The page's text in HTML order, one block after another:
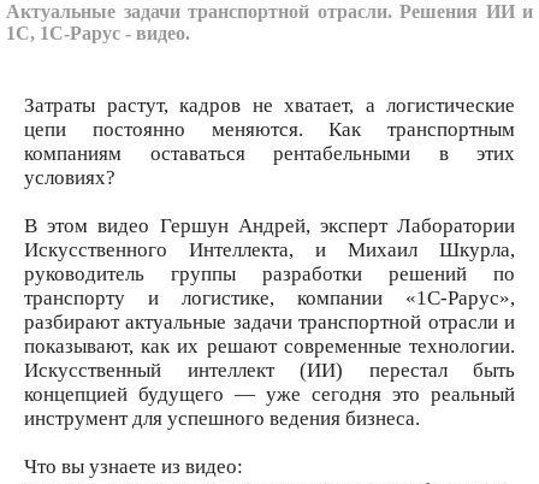
Актуальные задачи транспортной отрасли. Решения ИИ и
1С, 1С-Рарус - видео.
Затраты растут, кадров не хватает, а логистические
цепи постоянно меняются. Как транспортным
компаниям оставаться рентабельными в этих
условиях?
В этом видео Гершун Андрей, эксперт Лаборатории
Искусственного Интеллекта, и Михаил Шкурла,
руководитель группы разработки решений по
транспорту и логистике, компании «1С-Рарус»,
разбирают актуальные задачи транспортной отрасли и
показывают, как их решают современные технологии.
Искусственный интеллект (ИИ) перестал быть
концепцией будущего — уже сегодня это реальный
инструмент для успешного ведения бизнеса.
Что вы узнаете из видео: